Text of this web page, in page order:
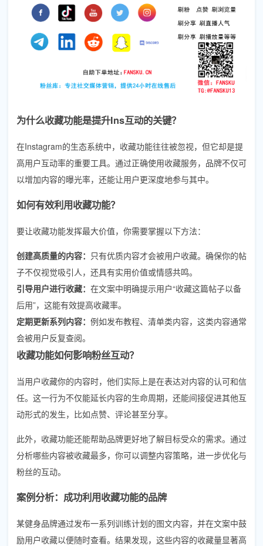
为什么收藏功能是提升Ins互动的关键？
在Instagram的生态系统中，收藏功能往往被忽视，但它却是提
高用户互动率的重要工具。通过正确使用收藏服务，品牌不仅可
以增加内容的曝光率，还能让用户更深度地参与其中。
如何有效利用收藏功能？
要让收藏功能发挥最大价值，你需要掌握以下方法：
创建高质量的内容： 只有优质内容才会被用户收藏。确保你的帖
子不仅视觉吸引人，还具有实用价值或情感共鸣。
引导用户进行收藏： 在文案中明确提示用户“收藏这篇帖子以备
后用”，这能有效提高收藏率。
定期更新系列内容： 例如发布教程、清单类内容，这类内容通常
会被用户反复查阅。
收藏功能如何影响粉丝互动？
当用户收藏你的内容时，他们实际上是在表达对内容的认可和信
任。这一行为不仅能延长内容的生命周期，还能间接促进其他互
动形式的发生，比如点赞、评论甚至分享。
此外，收藏功能还能帮助品牌更好地了解目标受众的需求。通过
分析哪些内容被收藏最多，你可以调整内容策略，进一步优化与
粉丝的互动。
案例分析：成功利用收藏功能的品牌
某健身品牌通过发布一系列训练计划的图文内容，并在文案中鼓
励用户收藏以便随时查看。结果发现，这些内容的收藏量显著高